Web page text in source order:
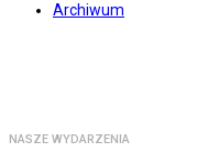
Archiwum
NASZE WYDARZENIA